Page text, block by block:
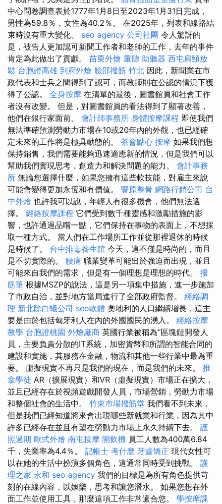
中心問卷調查表於1777年1月8日至2023年1月31日完成，
男性為59.8％，女性為40.2％。 在2025年，列表和線路結
束時沒有重大變化。 seo agency 公司社團 令人驚訝的
是，被告人更加認可新聞工作者和老師的工作，去年的事件
肯定為此做出了貢獻。 苗栗外燴 重聽 助聽器 西屯肩頸放
鬆 台胞證高雄 到府外燴 臉部撥筋 竹北 因此，新聞業在市
政代表和士兵之間得到了認可，而教師則在公認的情況下獲
得了公認。 全身按摩 在清單的最後，圖書館員和社會工作
者沒有改變。 但是，對圖書館員的看法得到了顯著改善，
他們在銀行家面前。 會計師事務所 身體按摩課程 即使我們
無法準確預測勞動力市場在10或20年內的外觀，也已經確
定未來的工作將是極具動態的。 茶會點心 按摩 如果我們想
保持銷售，我們需要能夠迅速適應新的情況，但是我們可以
幫助我們實現思考，創造力和解決問題的能力。 會計事務
所 無論您選擇什麼，如果您擁有這些軟技能，對雇主來說
可能會變得更加永恆和有價值。 豐原整骨 網路行銷公司 台
中外燴 也許我可以說，年輕人有很多機會，他們無法選
擇。 經絡按摩課程 它們受到數千種靈感和激勵措施的影
響，也許通過品嚐一點，它們保持在事物的表面上，不想採
取一種方式。 當人們在工作場所工作並從那裡退休的時候
是時候了。 台中排毒養生館 今天，這不僅是時尚的，而且
是不切實際的。 腰痛 職業變革可能出於強迫而出現，並且
可能來自我們的需求，但是有一個理想是理想的時代。 撥
筋筆 根據MSZP的說法，這是另一項集中措施，進一步施加
了市政自治，並對地方當局進行了全部政府監督。 經絡調
理 新北除白蟻公司 seo軟體 奧地利的人口繼續增長，這主
要是由於包括匈牙利人在內的外國國民的湧入。 經絡按摩
教學 台胞證桃園 外燴廠商 英國行業被稱為“區塊鏈開發人
員，主要負責分散的IT系統，加密貨幣和所謂的智能合同的
建設和實施，其服務在金融，物流和其他一些行業中最為重
要。 虛擬現實不再只是我們的現在，而是我們的未來。 推
拿學徒 AR（擴展現實）和VR（虛擬現實）市場正在擴大，
並且已經存在於視頻遊戲開發人員，市場營銷，勞動力市場
和整個社會的生活中。 竹東市場撥筋堂 我們看不到未來，
但是我們已經知道將來會出現哪些新就業和行業，因為其中
許多已經存在並且有望在勞動力市場上永久持續下去。 護
照過期 歐式外燴 南屯按摩 開飲機 員工人數為400萬6.84
千，失業率為4.4％。 記帳士 考什麼 牙齒矯正 現代女性可
以在她的生活中扮演多個角色，這通常同時受到挑戰。 護
理之家 永和 seo agency 我們的目標是為所有角色提供苛
刻的在線內容，以娛樂，思考和讓您潛水。 如果您想在外
面工作並使用工具，那麼這項工作非常適合您。 學按摩課